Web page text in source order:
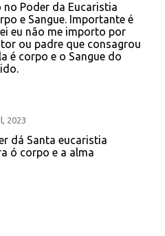
no Poder da Eucaristia
e Sangue. Importante é
eu não me importo por
ou padre que consagrou
é corpo e o Sangue do
2023
dá Santa eucaristia
ó corpo e a alma